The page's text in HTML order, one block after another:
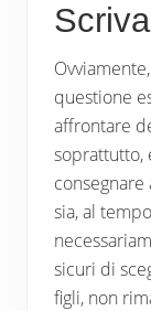
questione
affrontare
soprattutto,
sia, al
sicuri di
figli, non